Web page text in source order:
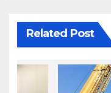
Related Post